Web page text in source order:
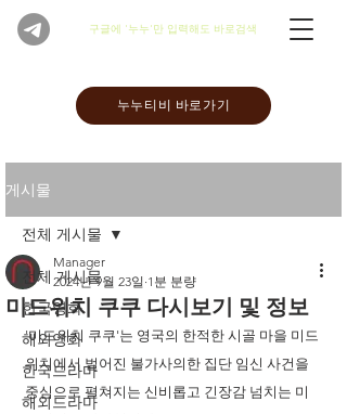
​구글에 '누누'만 입력해도 바로검색
누누티비 바로가기
게시물
전체 게시물
한국영화
해외영화
한국드라마
해외드라마
전체 게시물
미드위치 쿠쿠 다시보기 및 정보
Manager
2024년 9월 23일 1분 분량
'미드위치 쿠쿠'는 영국의 한적한 시골 마을 미드
위치에서 벌어진 불가사의한 집단 임신 사건을
중심으로 펼쳐지는 신비롭고 긴장감 넘치는 미